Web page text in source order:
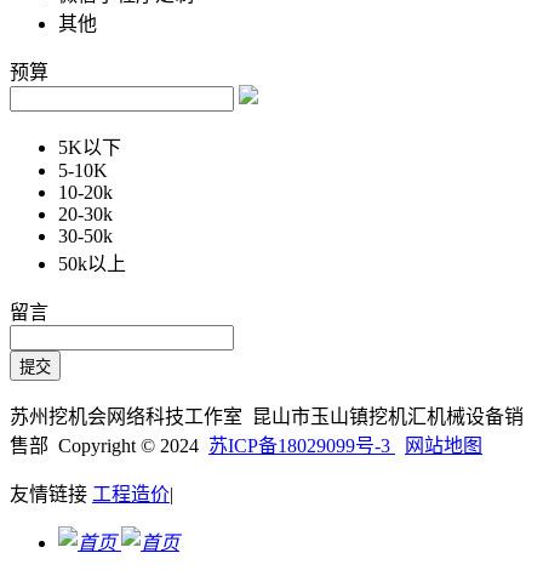
其他
预算
5K以下
5-10K
10-20k
20-30k
30-50k
50k以上
留言
苏州挖机会网络科技工作室 昆山市玉山镇挖机汇机械设备销
售部 Copyright © 2024 苏ICP备18029099号-3 网站地图
友情链接 工程造价|